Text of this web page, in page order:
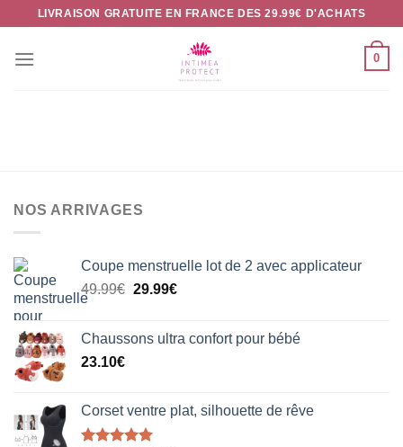
Passer
contenu
LIVRAISON GRATUITE EN FRANCE DES 29.99€ D'ACHATS
0
NOS ARRIVAGES
Coupe menstruelle lot de 2 avec applicateur
49.99€ Le
était :
29.99€Le
est :
Chaussons ultra confort pour bébé
23.10€
Corset ventre plat, silhouette de rêve